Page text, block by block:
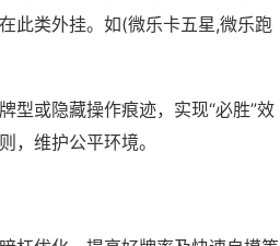
此类外挂。如(微乐卡五星,微乐跑
型或隐藏操作痕迹，实现“必胜”效
，维护公平环境。